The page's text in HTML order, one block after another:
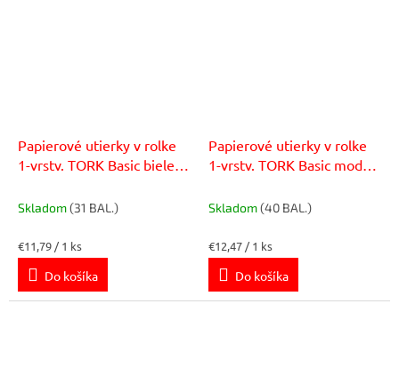
Papierové utierky v rolke
1-vrstv. TORK Basic biele
Skladom(31 BAL.)
Jednotková
cena:
€11,79 / 1 ks
Do košíka
Papierové utierky v rolke
1-vrstv. TORK Basic modré
Skladom(40 BAL.)
Jednotková
cena:
€12,47 / 1 ks
Do košíka